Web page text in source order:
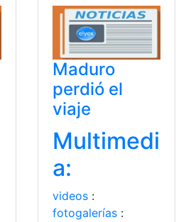
Maduro
perdió el
viaje
Multimedi
a:
videos :
fotogalerías :